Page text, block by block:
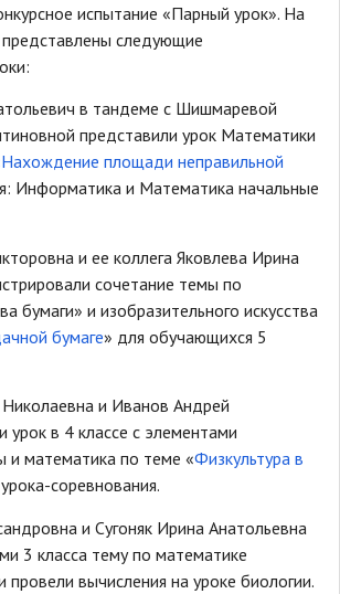
испытание «Парный урок». На
следующие
в тандеме с Шишмаревой
представили урок Математики
площади неправильной
Информатика и Математика начальные
и ее коллега Яковлева Ирина
сочетание темы по
бумаги» и изобразительного искусства
бумаге» для обучающихся 5
Николаевна и Иванов Андрей
урок в 4 классе с элементами
и математика по теме «Физкультура в
соревнования.
и Сугоняк Ирина Анатольевна
3 класса тему по математике
вычисления на уроке биологии.